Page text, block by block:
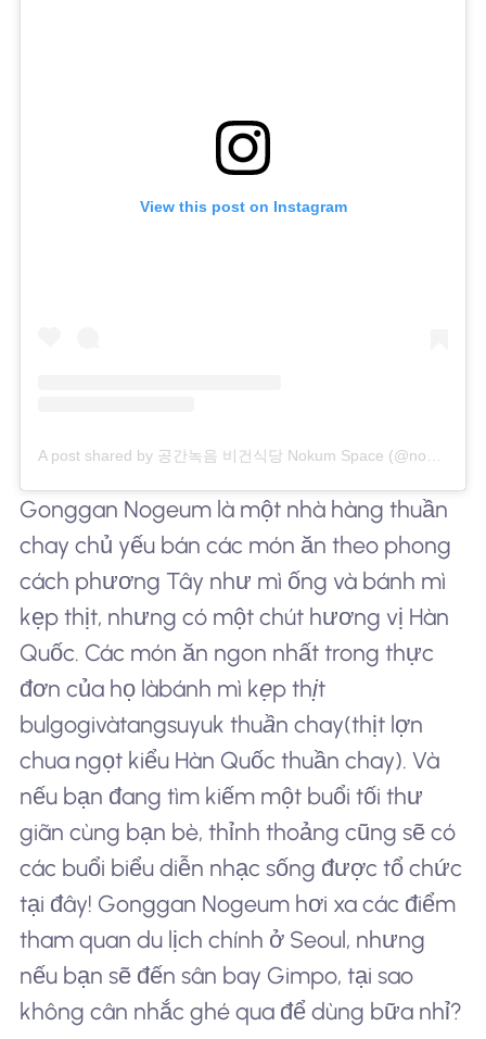
View this post on Instagram
A post shared by 공간녹음 비건식당 Nokum Space (@nokumspace)
Gonggan Nogeum là một nhà hàng thuần
chay chủ yếu bán các món ăn theo phong
cách phương Tây như mì ống và bánh mì
kẹp thịt, nhưng có một chút hương vị Hàn
Quốc. Các món ăn ngon nhất trong thực
đơn của họ làbánh mì kẹp thịt
bulgogivàtangsuyuk thuần chay(thịt lợn
chua ngọt kiểu Hàn Quốc thuần chay). Và
nếu bạn đang tìm kiếm một buổi tối thư
giãn cùng bạn bè, thỉnh thoảng cũng sẽ có
các buổi biểu diễn nhạc sống được tổ chức
tại đây! Gonggan Nogeum hơi xa các điểm
tham quan du lịch chính ở Seoul, nhưng
nếu bạn sẽ đến sân bay Gimpo, tại sao
không cân nhắc ghé qua để dùng bữa nhỉ?